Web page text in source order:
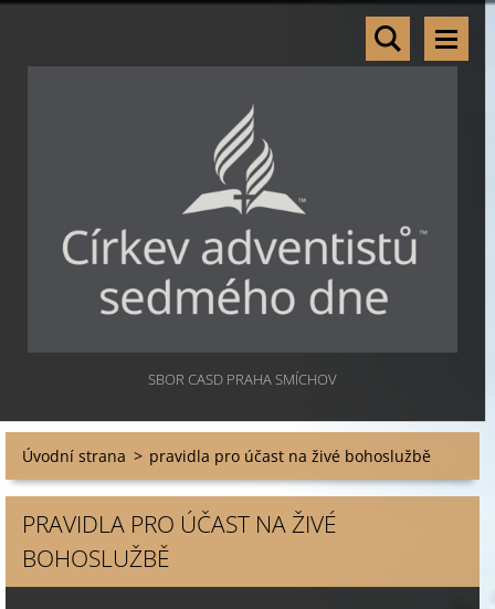
SBOR CASD PRAHA SMÍCHOV
Úvodní strana > pravidla pro účast na živé bohoslužbě
PRAVIDLA PRO ÚČAST NA ŽIVÉ
BOHOSLUŽBĚ